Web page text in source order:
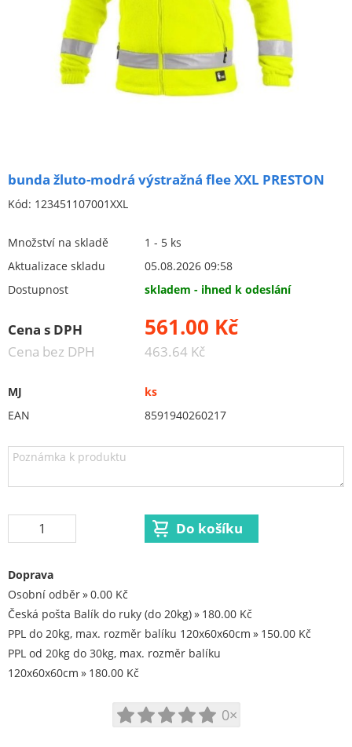
Rukavice
Brýle
Helmy
Roušky a respirátory
Leštění
Diamantové kotouče a oživovací kameny
Pilové kotouče
Spojovací materiál - sklad Louny
Stavební chemie DenBraven
Železářství a domácí potřeby
Kubis
Prodejna LOUNY - nezařazené
Pracovní oděvy
Kouřovina
bunda žluto-modrá výstražná flee XXL PRESTON
Kód: 123451107001XXL
Množství na skladě
1 - 5 ks
Aktualizace skladu
05.08.2026 09:58
Dostupnost
skladem - ihned k odeslání
Cena s DPH 561.00 Kč
Cena bez DPH 463.64 Kč
MJ
ks
EAN
8591940260217
Doprava
Osobní odběr
0.00 Kč
Česká pošta Balík do ruky (do 20kg)
180.00 Kč
PPL do 20kg, max. rozměr balíku 120x60x60cm
150.00 Kč
PPL od 20kg do 30kg, max. rozměr balíku
120x60x60cm
180.00 Kč
0×